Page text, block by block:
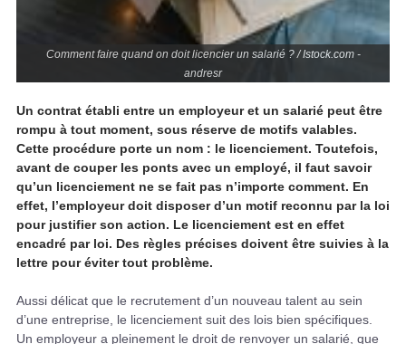
Comment faire quand on doit licencier un salarié ? / Istock.com -
andresr
Un contrat établi entre un employeur et un salarié peut être
rompu à tout moment, sous réserve de motifs valables.
Cette procédure porte un nom : le licenciement. Toutefois,
avant de couper les ponts avec un employé, il faut savoir
qu’un licenciement ne se fait pas n’importe comment. En
effet, l’employeur doit disposer d’un motif reconnu par la loi
pour justifier son action. Le licenciement est en effet
encadré par loi. Des règles précises doivent être suivies à la
lettre pour éviter tout problème.
Aussi délicat que le recrutement d’un nouveau talent au sein
d’une entreprise, le licenciement suit des lois bien spécifiques.
Un employeur a pleinement le droit de renvoyer un salarié, que